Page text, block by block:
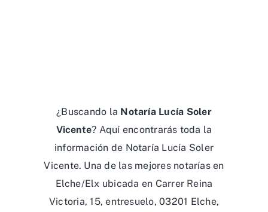
¿Buscando la Notaría Lucía Soler
Vicente? Aquí encontrarás toda la
información de Notaría Lucía Soler
Vicente. Una de las mejores notarías en
Elche/Elx ubicada en Carrer Reina
Victoria, 15, entresuelo, 03201 Elche,